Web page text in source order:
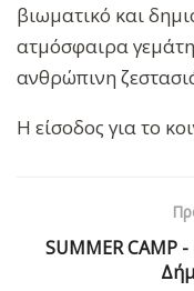
βιωματικό και
ατμόσφαιρα
ανθρώπινη
Η είσοδος για το
SUMMER CAMP